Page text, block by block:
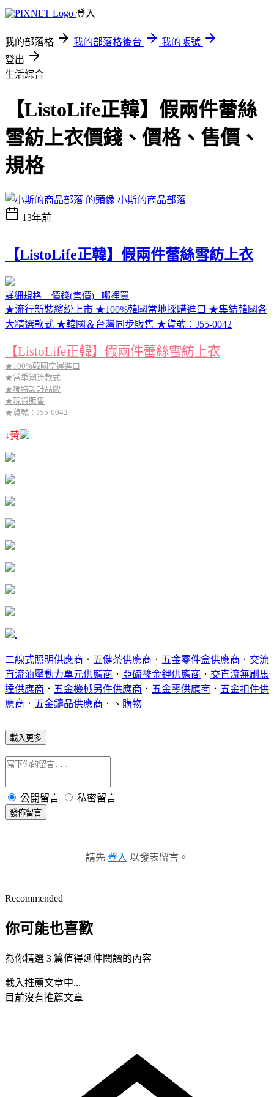
登入
我的部落格 我的部落格後台
我的帳號
登出
生活綜合
【ListoLife正韓】假兩件蕾絲
雪紡上衣價錢、價格、售價、
規格
小斯的商品部落
13年前
【ListoLife正韓】假兩件蕾絲雪紡上衣
詳細規格 價錢(售價) 哪裡買
★流行新裝繽紛上市 ★100%韓國當地採購進口 ★集結韓國各
大精選款式 ★韓國＆台灣同步販售 ★貨號：J55-0042
【ListoLife正韓】假兩件蕾絲雪紡上衣
★100%韓國空運進口
★當季潮流款式
★獨特設計品牌
★現貨販售
★貨號：J55-0042
↓黃
.
二線式照明供應商 ． 五健茶供應商 ． 五金零件盒供應商 ． 交流
直流油壓動力單元供應商 ． 亞硫酸金鉀供應商 ． 交直流無刷馬
達供應商 ． 五金機械另件供應商 ． 五金零供應商 ． 五金扣件供
應商 ． 五金鑄品供應商 ．、 購物
載入更多
公開留言 私密留言
發佈留言
請先 登入 以發表留言。
Recommended
你可能也喜歡
為你精選 3 篇值得延伸閱讀的內容
載入推薦文章中...
目前沒有推薦文章